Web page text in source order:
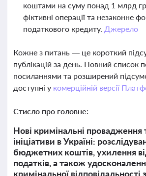
коштами на суму понад 1 млрд
фіктивні операції та незаконне
податкового кредиту. Джерело
Кожне з питань — це короткий
публікацій за день. Повний список
посиланнями та розширений
доступні у комерційній версії
Стисло про головне:
Нові кримінальні провадження
ініціативи в Україні:
бюджетних коштів, ухилення
податків, а також
кримінальної відповідальності